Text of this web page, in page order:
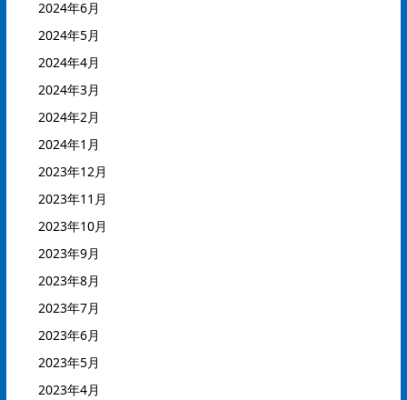
2024年6月
2024年5月
2024年4月
2024年3月
2024年2月
2024年1月
2023年12月
2023年11月
2023年10月
2023年9月
2023年8月
2023年7月
2023年6月
2023年5月
2023年4月